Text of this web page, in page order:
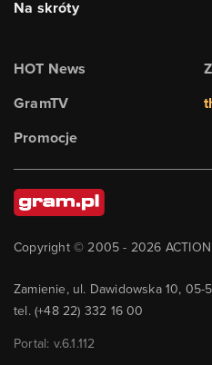
Na skróty
HOT News
GramTV
Promocje
Copyright © 2005 - 2026
Zamienie, ul. Dawidowska 10,
tel. (+48 22) 332 16 00
Portal: v.6.1.112